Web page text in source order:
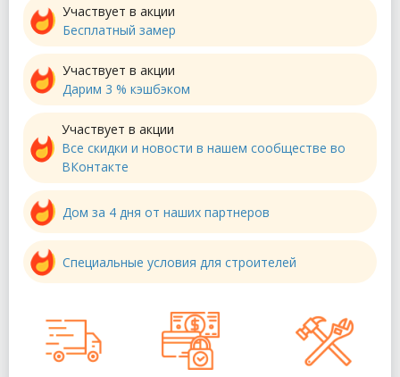
Участвует в акции
Бесплатный замер
Участвует в акции
Дарим 3 % кэшбэком
Участвует в акции
Все скидки и новости в нашем сообществе во
ВКонтакте
Дом за 4 дня от наших партнеров
Специальные условия для строителей